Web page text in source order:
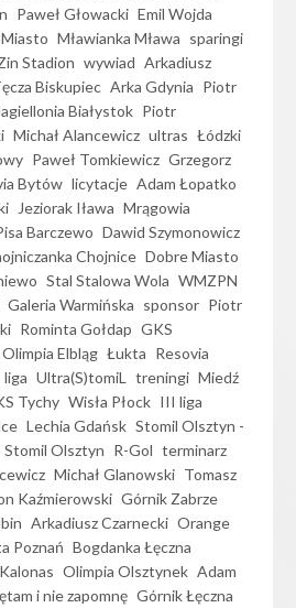
Paweł Głowacki Emil Wojda
Mławianka Mława sparingi
Stadion wywiad Arkadiusz
Biskupiec Arka Gdynia Piotr
Białystok Piotr
Michał Alancewicz ultras Łódzki
Paweł Tomkiewicz Grzegorz
Bytów licytacje Adam Łopatko
Jeziorak Iława Mrągowia
Barczewo Dawid Szymonowicz
Chojnice Dobre Miasto
Stal Stalowa Wola WMZPN
Galeria Warmińska sponsor Piotr
Rominta Gołdap GKS
Olimpia Elbląg Łukta Resovia
liga Ultra(S)tomiL treningi Miedź
Tychy Wisła Płock III liga
Lechia Gdańsk Stomil Olsztyn -
Stomil Olsztyn R-Gol terminarz
Michał Glanowski Tomasz
Kaźmierowski Górnik Zabrze
Arkadiusz Czarnecki Orange
Poznań Bogdanka Łęczna
Olimpia Olsztynek Adam
i nie zapomnę Górnik Łęczna